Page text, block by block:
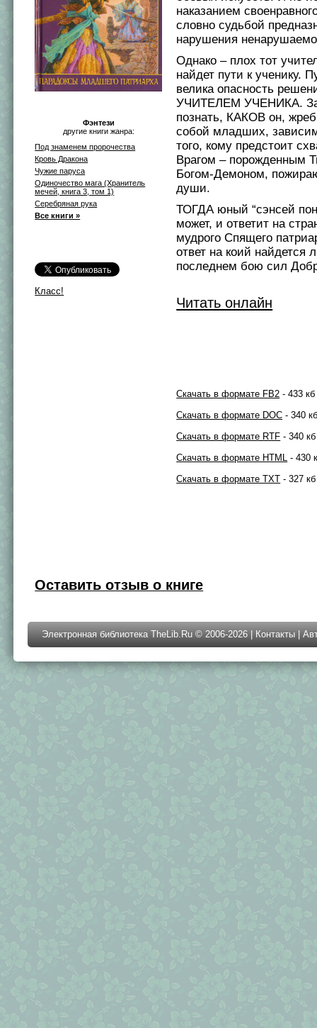
Фэнтези
другие книги жанра:
Под знаменем пророчества
Кровь Дракона
Чужие паруса
Одиночество мага (Хранитель
мечей, книга 3, том 1)
Серебряная рука
Все книги »
Класс!
наказанием
словно судьбой
нарушения
Однако – плох тот
найдет пути к ученику.
велика опасность
УЧИТЕЛЕМ УЧЕНИКА.
познать, КАКОВ он,
собой младших,
того, кому предстоит
Врагом – порожденным
Богом-Демоном,
души.
ТОГДА юный “сэнсей
может, и ответит на
мудрого Спящего
ответ на коий найдется
последнем бою сил
Читать онлайн
Скачать в формате FB2 - 433 кб
Скачать в формате DOC - 340
Скачать в формате RTF - 340 кб
Скачать в формате HTML - 430
Скачать в формате TXT - 327 кб
Оставить отзыв о книге
Электронная библиотека TheLib.Ru © 2006-2026 | Контакты |